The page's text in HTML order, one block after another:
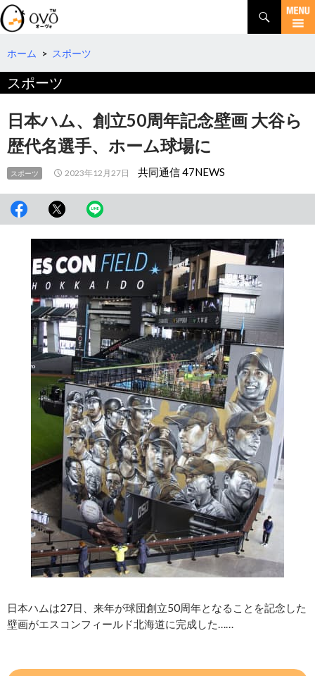
検
索
コ
テ
へ
ホーム > スポーツ
スポーツ
日本ハム、創立50周年記念壁画 大谷ら
歴代名選手、ホーム球場に
スポーツ 2023年12月27日 共同通信 47NEWS
日本ハムは27日、来年が球団創立50周年となることを記念した
壁画がエスコンフィールド北海道に完成した……